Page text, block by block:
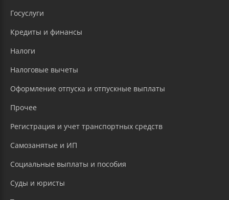
Госуслуги
Кредиты и финансы
Налоги
Налоговые вычеты
Оформление отпуска и отпускные выплаты
Прочее
Регистрация и учет транспортных средств
Самозанятые и ИП
Социальные выплаты и пособия
Суды и юристы